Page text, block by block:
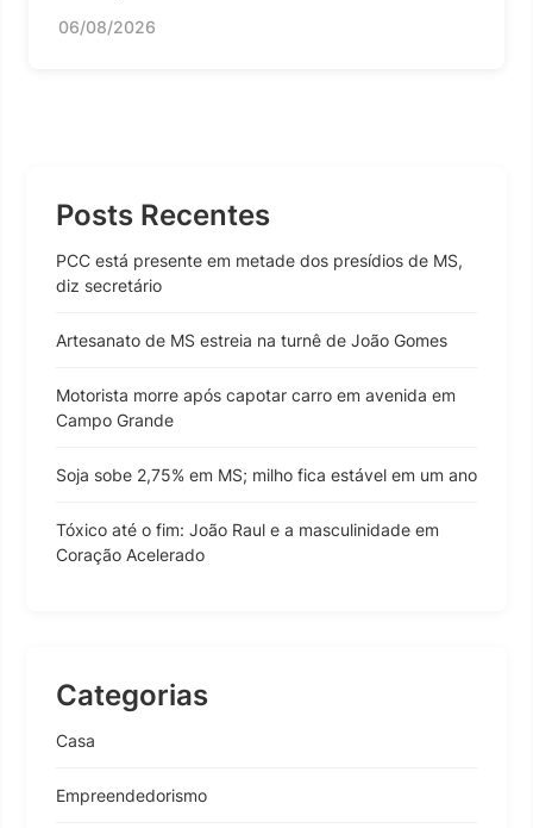
06/08/2026
Posts Recentes
PCC está presente em metade dos presídios de MS,
diz secretário
Artesanato de MS estreia na turnê de João Gomes
Motorista morre após capotar carro em avenida em
Campo Grande
Soja sobe 2,75% em MS; milho fica estável em um ano
Tóxico até o fim: João Raul e a masculinidade em
Coração Acelerado
Categorias
Casa
Empreendedorismo